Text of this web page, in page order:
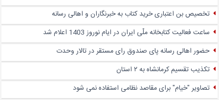
تخصیص بن اعتباری خرید کتاب به خبرنگاران و اهالی رسانه
ساعت فعالیت کتابخانه ملّی ایران در ایام نوروز 1403 اعلام شد
حضور اهالی رسانه پای صندوق‌ رای مستقر در تالار وحدت
تکذیب تقسیم کرمانشاه به ۲ استان
تصاویر "خیام" برای مقاصد نظامی استفاده نمی شود